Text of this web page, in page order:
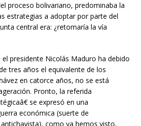
proceso bolivariano, predominaba la
estrategias a adoptar por parte del
central era: ¿retomaría la vía
presidente Nicolás Maduro ha debido
tres años el equivalente de los
en catorce años, no se está
Pronto, la referida
se expresó en una
económica (suerte de
como ya hemos visto,